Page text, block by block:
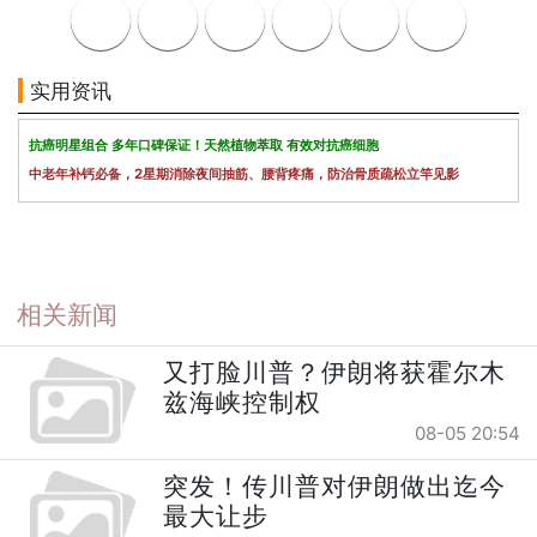
实用资讯
抗癌明星组合 多年口碑保证！天然植物萃取 有效对抗癌细胞
中老年补钙必备，2星期消除夜间抽筋、腰背疼痛，防治骨质疏松立竿见影
相关新闻
又打脸川普？伊朗将获霍尔木
兹海峡控制权
08-05 20:54
突发！传川普对伊朗做出迄今
最大让步